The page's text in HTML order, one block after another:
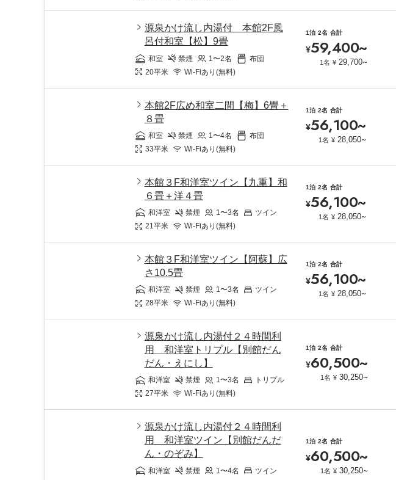
源泉かけ流し内湯付 本館2F風
呂付和室【松】9畳
和室 禁煙 1〜2名
布団
20平米 Wi-Fiあり(無料)
1泊 2名 合計
¥59,400~
1名 ¥ 29,700~
本館2F広め和室二間【梅】6畳＋
８畳
和室 禁煙 1〜4名
布団
33平米 Wi-Fiあり(無料)
1泊 2名 合計
¥56,100~
1名 ¥ 28,050~
本館３F和洋室ツイン【九重】和
６畳＋洋４畳
和洋室 禁煙 1〜3名
ツイン
21平米 Wi-Fiあり(無料)
1泊 2名 合計
¥56,100~
1名 ¥ 28,050~
本館３F和洋室ツイン【阿蘇】広
さ10.5畳
和洋室 禁煙 1〜3名
ツイン
28平米 Wi-Fiあり(無料)
1泊 2名 合計
¥56,100~
1名 ¥ 28,050~
源泉かけ流し内湯付２４時間利
用 和洋室トリプル【別館だん
だん・えにし】
和洋室 禁煙 1〜3名
トリプル
27平米 Wi-Fiあり(無料)
1泊 2名 合計
¥60,500~
1名 ¥ 30,250~
源泉かけ流し内湯付２４時間利
用 和洋室ツイン【別館だんだ
ん・のぞみ】
和洋室 禁煙 1〜4名
ツイン
1泊 2名 合計
¥60,500~
1名 ¥ 30,250~